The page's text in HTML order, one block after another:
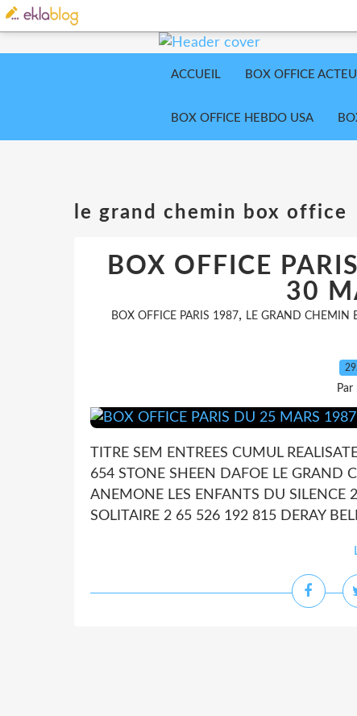
ACCUEIL BOX OFFICE
BOX OFFICE HEBDO USA
le grand chemin box office
BOX OFFICE
30
BOX OFFICE PARIS 1987, LE GRAND CHEMIN
Par
TITRE SEM ENTREES CUMUL
654 STONE SHEEN DAFOE LE GRAND
ANEMONE LES ENFANTS DU
SOLITAIRE 2 65 526 192 815 DERAY